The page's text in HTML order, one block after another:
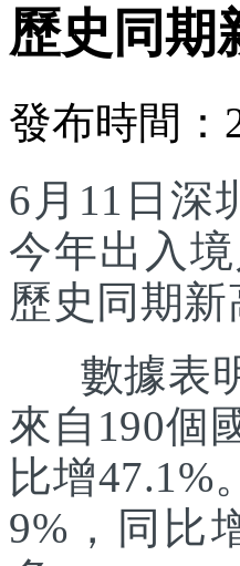
歷史同期
發布時間：
6月11日深
今年出入
歷史同期新
數據表明
來自190個
比增
9%，同比